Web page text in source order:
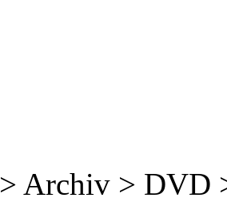
> Archiv > DVD